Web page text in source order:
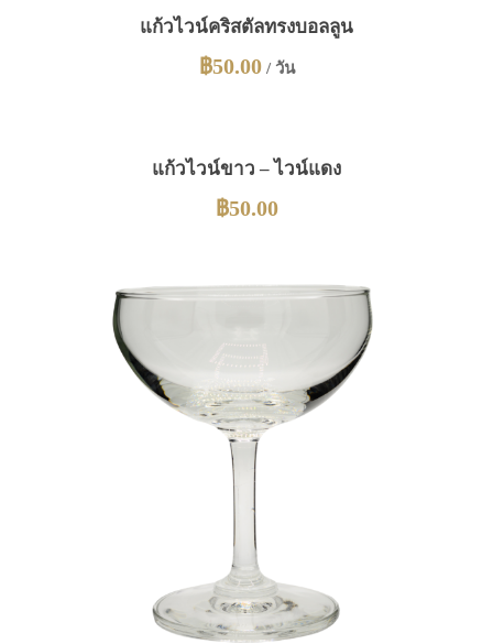
แก้วไวน์คริสตัลทรงบอลลูน
฿50.00/ วัน
แก้วไวน์ขาว – ไวน์แดง
฿50.00